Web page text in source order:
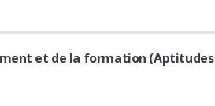
et de la formation (Aptitudes